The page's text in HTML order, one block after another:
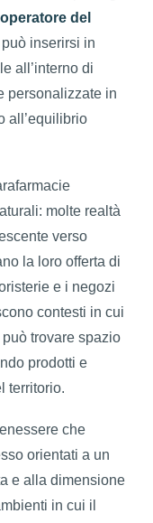
del
inserirsi in
all’interno di
personalizzate in
all’equilibrio
molte realtà
verso
la loro offerta di
e i negozi
contesti in cui
può trovare spazio
prodotti e
territorio.
che
orientati a un
e alla dimensione
in cui il